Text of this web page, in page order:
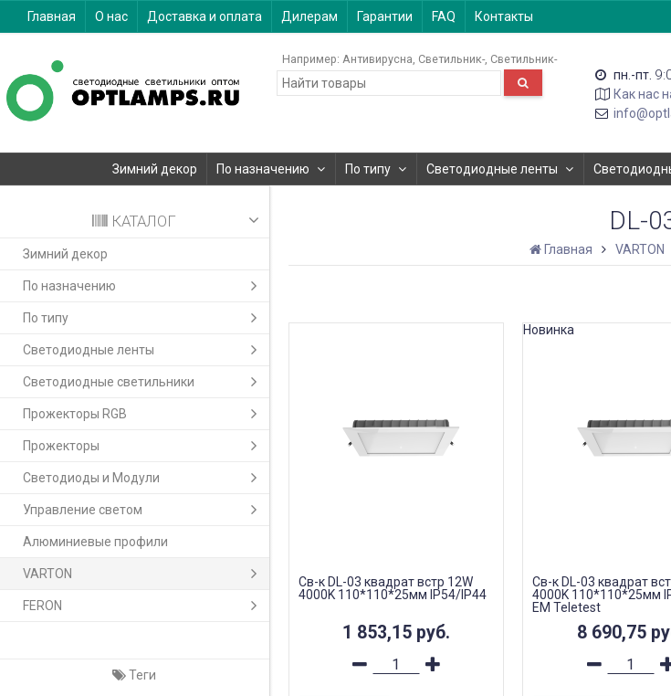
Главная О нас Доставка и оплата Дилерам Гарантии FAQ Контакты
Например: Антивирусна Светильник- Светильник-
пн.-пт.
Как нас
Зимний декор По назначению По типу Светодиодные ленты
КАТАЛОГ
Зимний декор
По назначению
По типу
Светодиодные ленты
Светодиодные светильники
Прожекторы RGB
Прожекторы
Светодиоды и Модули
Управление светом
Алюминиевые профили
VARTON
FERON
Теги
DL-
Главная VARTON
Св-к DL-03 квадрат встр 12W
4000K 110*110*25мм IP54/IP44
1 853,15 руб.
Св-к DL-03 квадрат
4000K 110*110*25мм
EM Teletest
8 690,75
Новинка